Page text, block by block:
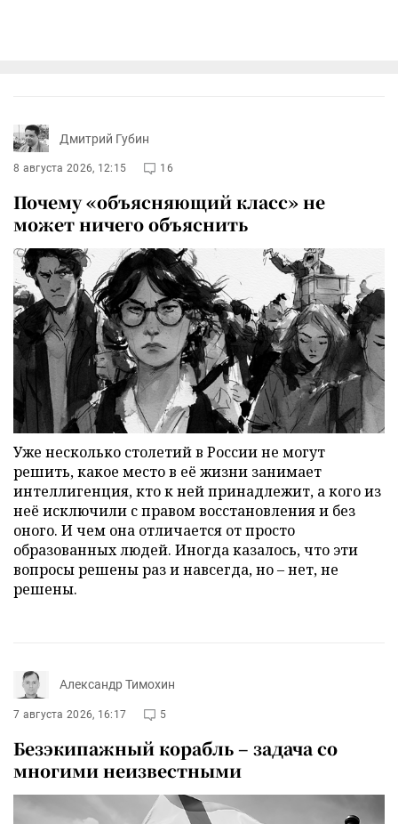
Дмитрий Губин
8 августа 2026, 12:15 16
Почему «объясняющий класс» не
может ничего объяснить
Уже несколько столетий в России не могут
решить, какое место в её жизни занимает
интеллигенция, кто к ней принадлежит, а кого из
неё исключили с правом восстановления и без
оного. И чем она отличается от просто
образованных людей. Иногда казалось, что эти
вопросы решены раз и навсегда, но – нет, не
решены.
Александр Тимохин
7 августа 2026, 16:17 5
Безэкипажный корабль – задача со
многими неизвестными